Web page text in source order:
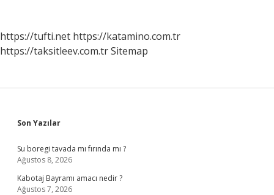
https://tufti.net https://katamino.com.tr
https://taksitleev.com.trSitemap
Sidebar
Son Yazılar
Su boregi tavada mı fırında mı ?
Ağustos 8, 2026
Kabotaj Bayramı amacı nedir ?
Ağustos 7, 2026